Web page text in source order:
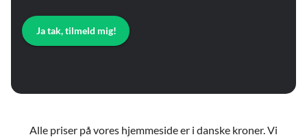
Ja tak, tilmeld mig!
Alle priser på vores hjemmeside er i danske kroner. Vi